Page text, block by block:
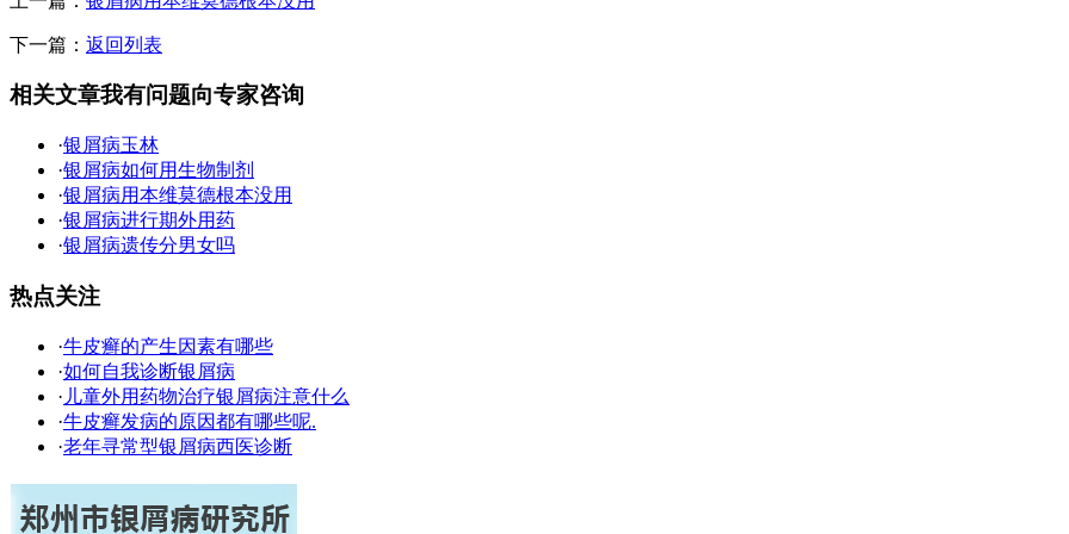
下一篇： 返回列表
相关文章我有问题向专家咨询
·银屑病玉林
·银屑病如何用生物制剂
·银屑病用本维莫德根本没用
·银屑病进行期外用药
·银屑病遗传分男女吗
热点关注
·牛皮癣的产生因素有哪些
·如何自我诊断银屑病
· 儿童外用药物治疗银屑病注意什么
·牛皮癣发病的原因都有哪些呢.
·老年寻常型银屑病西医诊断